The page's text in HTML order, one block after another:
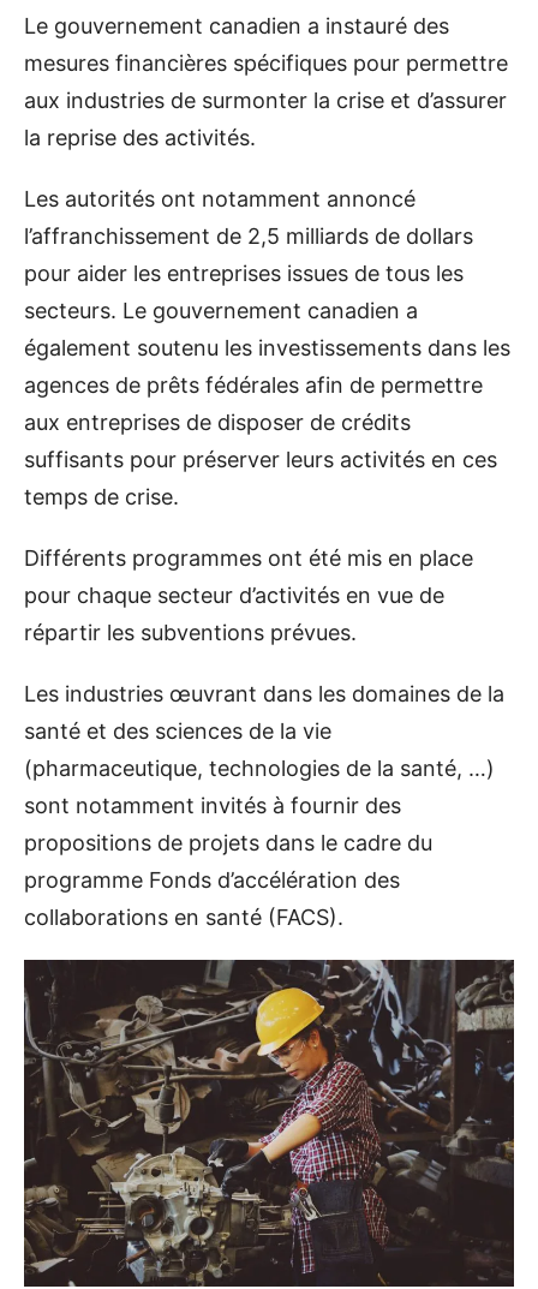
Le gouvernement canadien a instauré des
mesures financières spécifiques pour permettre
aux industries de surmonter la crise et d’assurer
la reprise des activités.
Les autorités ont notamment annoncé
l’affranchissement de 2,5 milliards de dollars
pour aider les entreprises issues de tous les
secteurs. Le gouvernement canadien a
également soutenu les investissements dans les
agences de prêts fédérales afin de permettre
aux entreprises de disposer de crédits
suffisants pour préserver leurs activités en ces
temps de crise.
Différents programmes ont été mis en place
pour chaque secteur d’activités en vue de
répartir les subventions prévues.
Les industries œuvrant dans les domaines de la
santé et des sciences de la vie
(pharmaceutique, technologies de la santé, …)
sont notamment invités à fournir des
propositions de projets dans le cadre du
programme Fonds d’accélération des
collaborations en santé (FACS).